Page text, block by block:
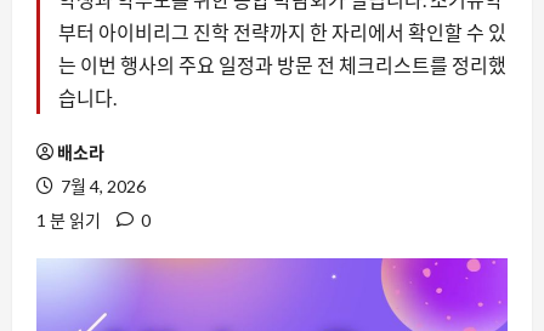
부터 아이비리그 진학 전략까지 한 자리에서 확인할 수 있
는 이번 행사의 주요 일정과 방문 전 체크리스트를 정리했
습니다.
배소라
7월 4, 2026
1 분 읽기
0